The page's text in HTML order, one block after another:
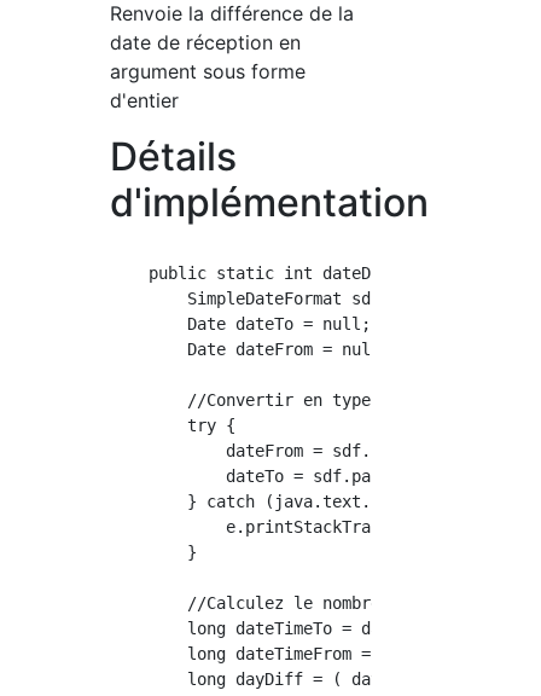
Renvoie la différence de la
date de réception en
argument sous forme
d'entier
Détails
d'implémentation
public static int dateDiff(String
SimpleDateFormat sdf = new
        Date dateTo = null;
        Date dateFrom = null;
        //Convertir en type de date
        try {
dateFrom =
dateTo =
} catch (java.text.ParseException e)
            e.printStackTrace();
        }
//Calculez le nombre de jours de
        long dateTimeTo = dateTo.getTime();
long dateTimeFrom =
long dayDiff = ( dateTimeTo -